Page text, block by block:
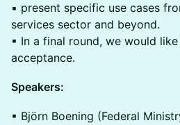
▪ present specific use cases
services sector and beyond.
▪ In a final round, we would
acceptance.
Speakers:
▪ Björn Boening (Federal